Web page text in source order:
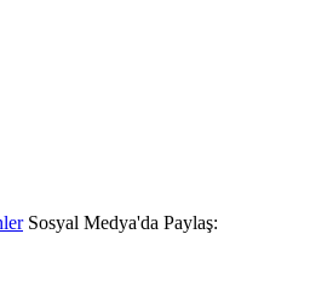
Sosyal Medya'da Paylaş: